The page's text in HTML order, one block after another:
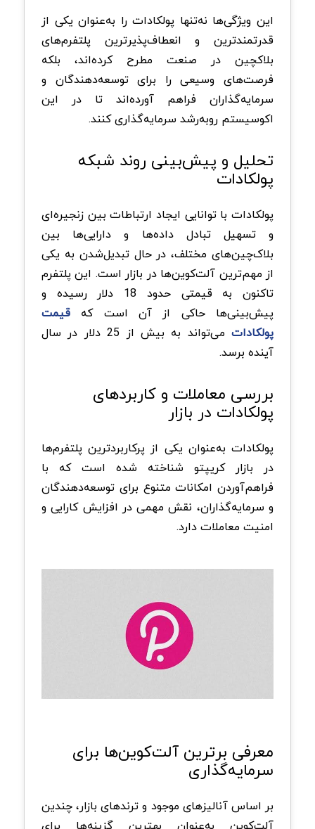
این ویژگی‌ها نه‌تنها پولکادات را به‌عنوان یکی از
قدرتمندترین و انعطاف‌پذیرترین پلتفرم‌های
بلاکچین در صنعت مطرح کرده‌اند، بلکه
فرصت‌های وسیعی را برای توسعه‌دهندگان و
سرمایه‌گذاران فراهم آورده‌اند تا در این
اکوسیستم روبه‌رشد سرمایه‌گذاری کنند.
تحلیل و پیش‌بینی روند شبکه
پولکادات
پولکادات با توانایی ایجاد ارتباطات بین زنجیره‌ای
و تسهیل تبادل داده‌ها و دارایی‌ها بین
بلاک‌چین‌های مختلف، در حال تبدیل‌شدن به یکی
از مهم‌ترین آلت‌کوین‌ها در بازار است. این پلتفرم
تاکنون به قیمتی حدود 18 دلار رسیده و
پیش‌بینی‌ها حاکی از آن است که قیمت
پولکادات
می‌تواند به بیش از 25 دلار در سال
آینده برسد.
بررسی معاملات و کاربردهای
پولکادات در بازار
پولکادات به‌عنوان یکی از پرکاربردترین پلتفرم‌ها
در بازار کریپتو شناخته شده است که با
فراهم‌آوردن امکانات متنوع برای توسعه‌دهندگان
و سرمایه‌گذاران، نقش مهمی در افزایش کارایی و
امنیت معاملات دارد.
معرفی برترین آلت‌کوین‌ها برای
سرمایه‌گذاری
بر اساس آنالیزهای موجود و ترندهای بازار، چندین